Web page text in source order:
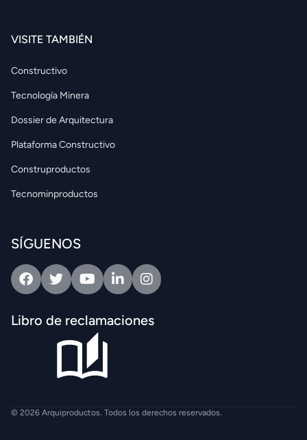
VISITE TAMBIÉN
Constructivo
Tecnología Minera
Dossier de Arquitectura
Plataforma Constructivo
Construproductos
Tecnominproductos
SÍGUENOS
FacebookTwitterYoutubeLinkedinIntagram
Libro de reclamaciones
© 2026 Arquiproductos. Todos los derechos reservados.